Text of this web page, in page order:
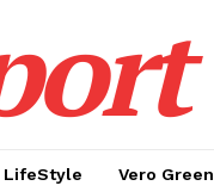
LifeStyle Vero Green